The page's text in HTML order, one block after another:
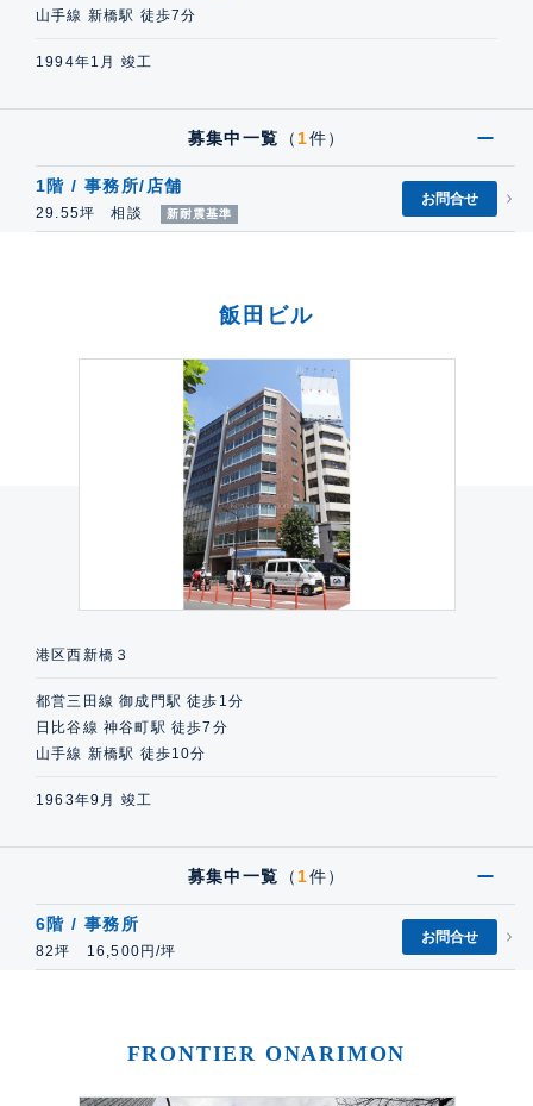
山手線 新橋駅 徒歩7分
1994年1月 竣工
募集中一覧 （1件）
1階 / 事務所/店舗
29.55坪 相談 新耐震基準
お問合せ
飯田ビル
港区西新橋３
都営三田線 御成門駅 徒歩1分
日比谷線 神谷町駅 徒歩7分
山手線 新橋駅 徒歩10分
1963年9月 竣工
募集中一覧 （1件）
6階 / 事務所
82坪 16,500円/坪
お問合せ
FRONTIER ONARIMON